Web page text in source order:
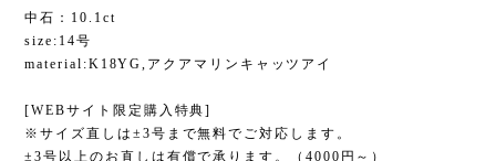
中石：10.1ct
size:14号
material:K18YG,アクアマリンキャッツアイ
[WEBサイト限定購入特典]
※サイズ直しは±3号まで無料でご対応します。
±3号以上のお直しは有償で承ります。（4000円～）